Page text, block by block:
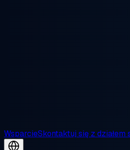
WsparcieSkontaktuj się z działem